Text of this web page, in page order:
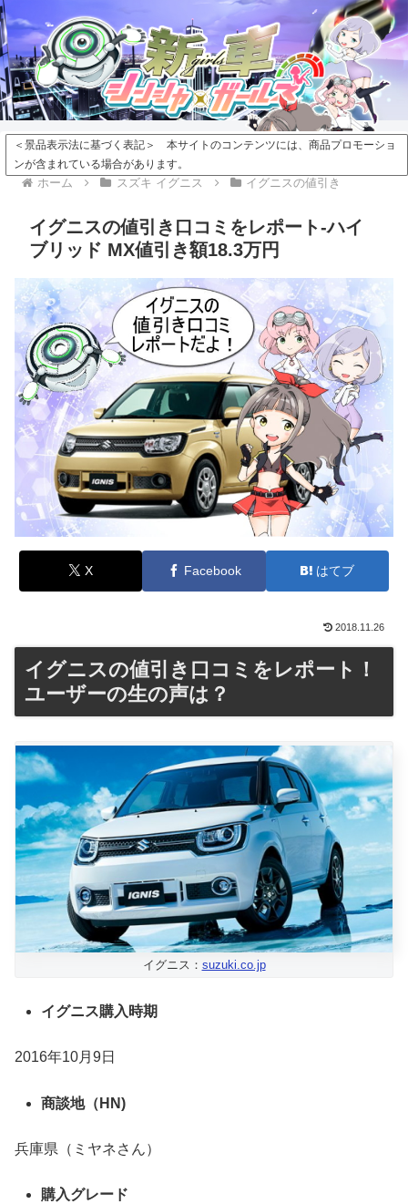
＜景品表示法に基づく表記＞ 本サイトのコンテンツには、商品プロモーショ
ンが含まれている場合があります。
ホーム スズキ イグニス イグニスの値引き
イグニスの値引き口コミをレポート-ハイ
ブリッド MX値引き額18.3万円
X Facebook はてブ
2018.11.26
イグニスの値引き口コミをレポート！
ユーザーの生の声は？
イグニス： suzuki.co.jp
イグニス購入時期
2016年10月9日
商談地（HN)
兵庫県（ミヤネさん）
購入グレード